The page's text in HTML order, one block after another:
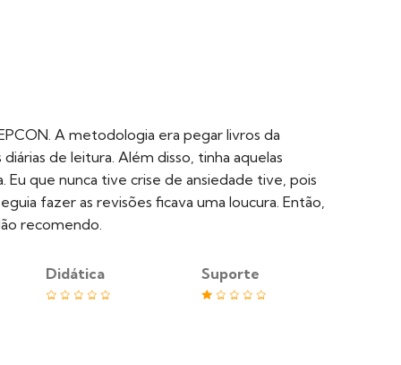
A metodologia era pegar livros da
de leitura. Além disso, tinha aquelas
Eu que nunca tive crise de ansiedade tive, pois
fazer as revisões ficava uma loucura. Então,
recomendo.
Didática Suporte